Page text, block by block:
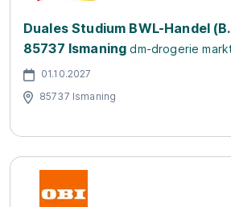
Duales Studium BWL-Handel
85737 Ismaning dm-drogerie
01.10.2027
85737 Ismaning